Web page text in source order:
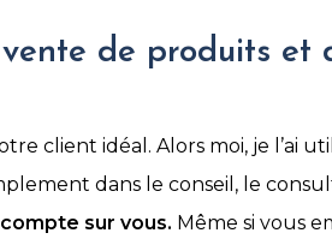
de produits et
client idéal. Alors moi, je l’ai
dans le conseil, le
sur vous. Même si vous